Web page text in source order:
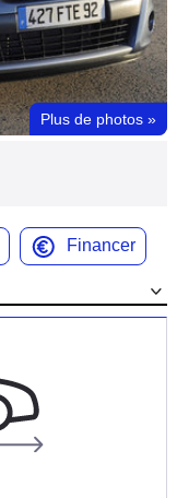
Plus de photos »
Financer